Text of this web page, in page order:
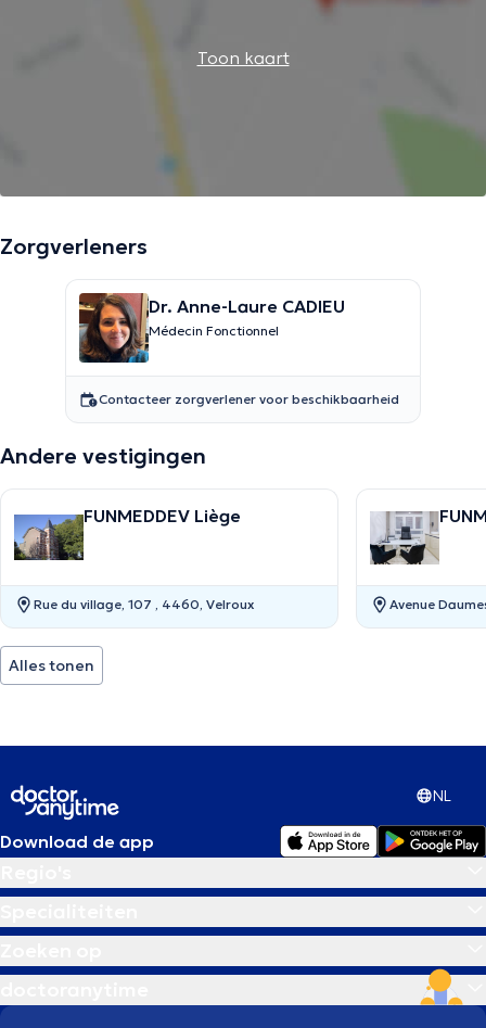
Toon kaart
Zorgverleners
Dr. Anne-Laure CADIEU
Médecin Fonctionnel
Contacteer zorgverlener voor beschikbaarheid
Andere vestigingen
FUNMEDDEV Liège
Rue du village, 107 , 4460, Velroux Avenue
Alles tonen
NL
Download de app